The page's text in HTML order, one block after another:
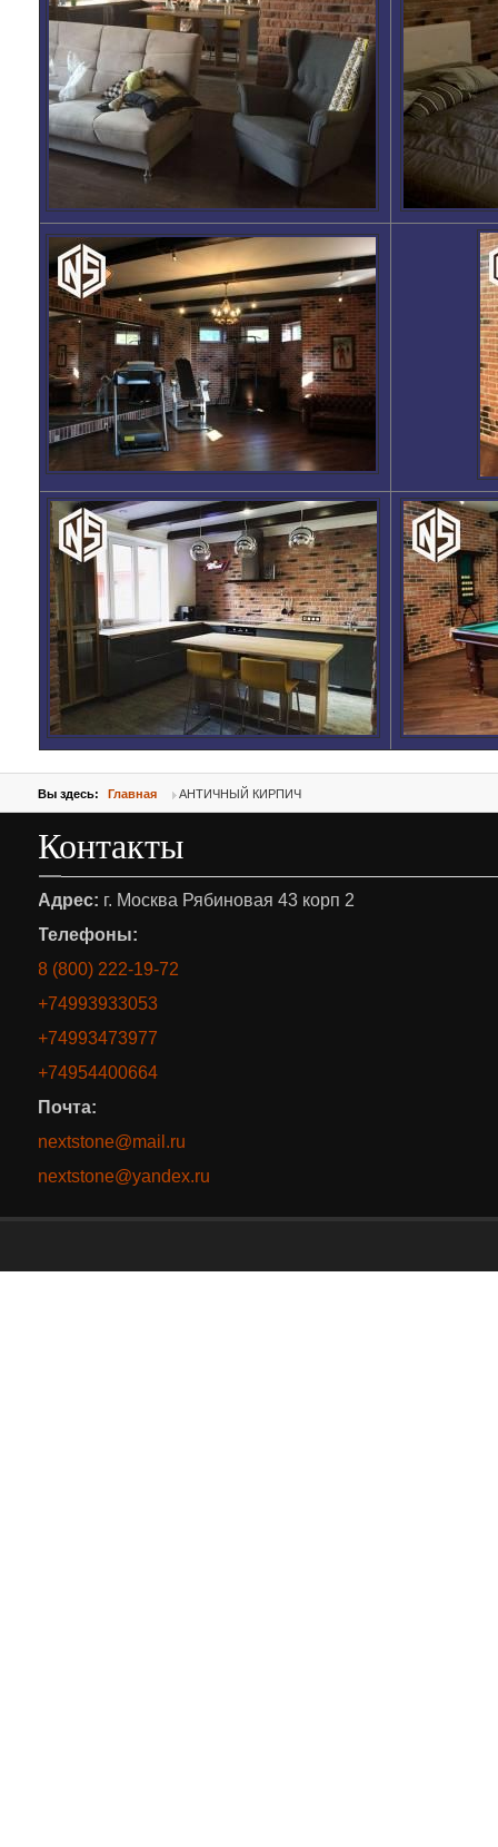
Вы здесь: Главная АНТИЧНЫЙ КИРПИЧ
Контакты
Адрес: г. Москва Рябиновая 43 корп 2
Телефоны:
8 (800) 222-19-72
+74993933053
+74993473977
+74954400664
Почта:
nextstone@mail.ru
nextstone@yandex.ru